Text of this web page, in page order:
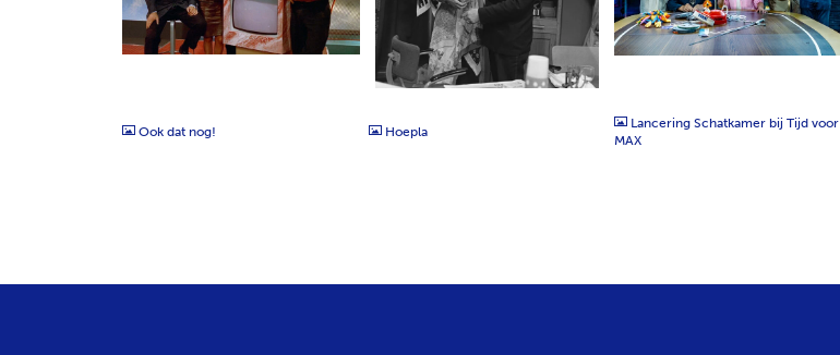
JPG
Ook dat nog!
JPG
Hoepla
JPG
Lancering Schatkamer bij Tijd voor
MAX